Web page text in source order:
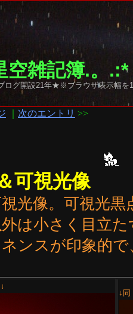
空雑記簿.。
ログ開設21年★※ブラウザ表示幅を
次のエントリ >>
可視光像
光像。可視光
は小さく目立
ンスが印象的
↓同